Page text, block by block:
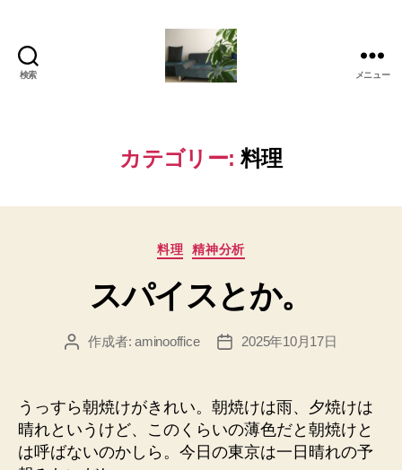
検索
美
(お
も
あ
の
ブ
メニュー
カテゴリー: 料理
カ
ゴ
リ
料理 精神分析
スパイスとか。
投
作成者:aminooffice
投
2025年10月17日
うっすら朝焼けがきれい。朝焼けは雨、夕焼けは
晴れというけど、このくらいの薄色だと朝焼けと
は呼ばないのかしら。今日の東京は一日晴れの予